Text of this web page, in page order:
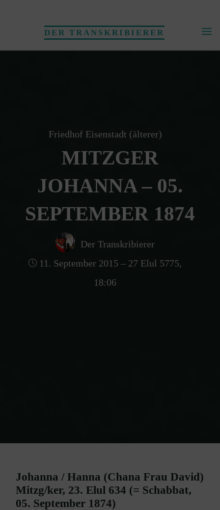
DER TRANSKRIBIERER
Friedhof Eisenstadt (älterer)
MITZGER
JOHANNA – 05.
SEPTEMBER 1874
Der Transkribierer
11. September 2015 – 27 Elul 5775,
18:06
Johanna / Hanna (Chana Frau David)
Mitzg/ker, 23. Elul 634 (= Schabbat,
05. September 1874)